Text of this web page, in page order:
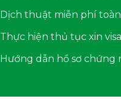
Dịch thuật miễn phí
Thực hiện thủ tục xin
Hướng dẫn hồ sơ chứng